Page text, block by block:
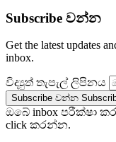
Subscribe වන්න
Get the latest updates
inbox.
විද්‍යුත් තැපැල් ලිපිනය
Subscribe වන්න
ඔබේ inbox පරීක්ෂා
click කරන්න.